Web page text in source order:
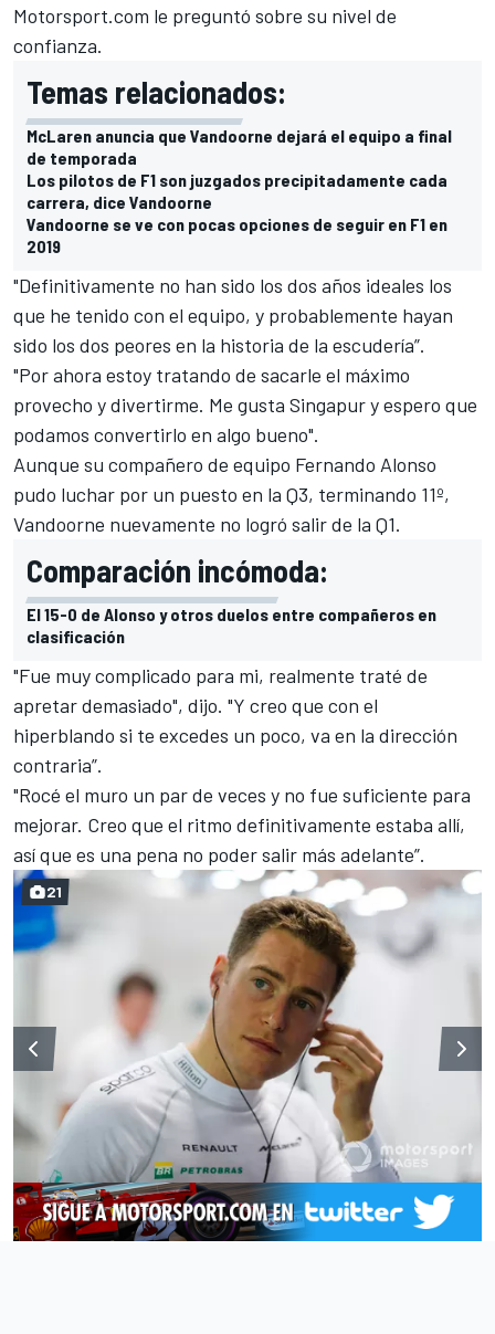
Motorsport.com le preguntó sobre su nivel de
confianza.
Temas relacionados:
McLaren anuncia que Vandoorne dejará el equipo a final
de temporada
Los pilotos de F1 son juzgados precipitadamente cada
carrera, dice Vandoorne
Vandoorne se ve con pocas opciones de seguir en F1 en
2019
"Definitivamente no han sido los dos años ideales los
que he tenido con el equipo, y probablemente hayan
sido los dos peores en la historia de la escudería”.
"Por ahora estoy tratando de sacarle el máximo
provecho y divertirme. Me gusta Singapur y espero que
podamos convertirlo en algo bueno".
Aunque su compañero de equipo Fernando Alonso
pudo luchar por un puesto en la Q3, terminando 11º,
Vandoorne nuevamente no logró salir de la Q1.
Comparación incómoda:
El 15-0 de Alonso y otros duelos entre compañeros en
clasificación
"Fue muy complicado para mi, realmente traté de
apretar demasiado", dijo. "Y creo que con el
hiperblando si te excedes un poco, va en la dirección
contraria”.
"Rocé el muro un par de veces y no fue suficiente para
mejorar. Creo que el ritmo definitivamente estaba allí,
así que es una pena no poder salir más adelante”.
21